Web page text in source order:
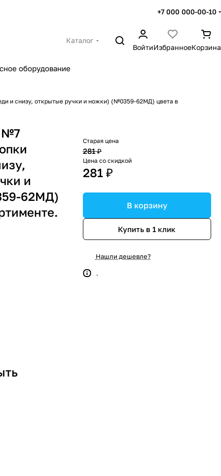
+7 000 000-00-10
Каталог
ВойтиИзбранноеКорзина
оборудование
и снизу, открытые ручки и ножки) (№0359-62МД) цвета в
№7
и
62МД)
Старая цена
281 ₽
Цена со скидкой
281 ₽
В корзину
Купить в 1 клик
Нашли дешевле?
.